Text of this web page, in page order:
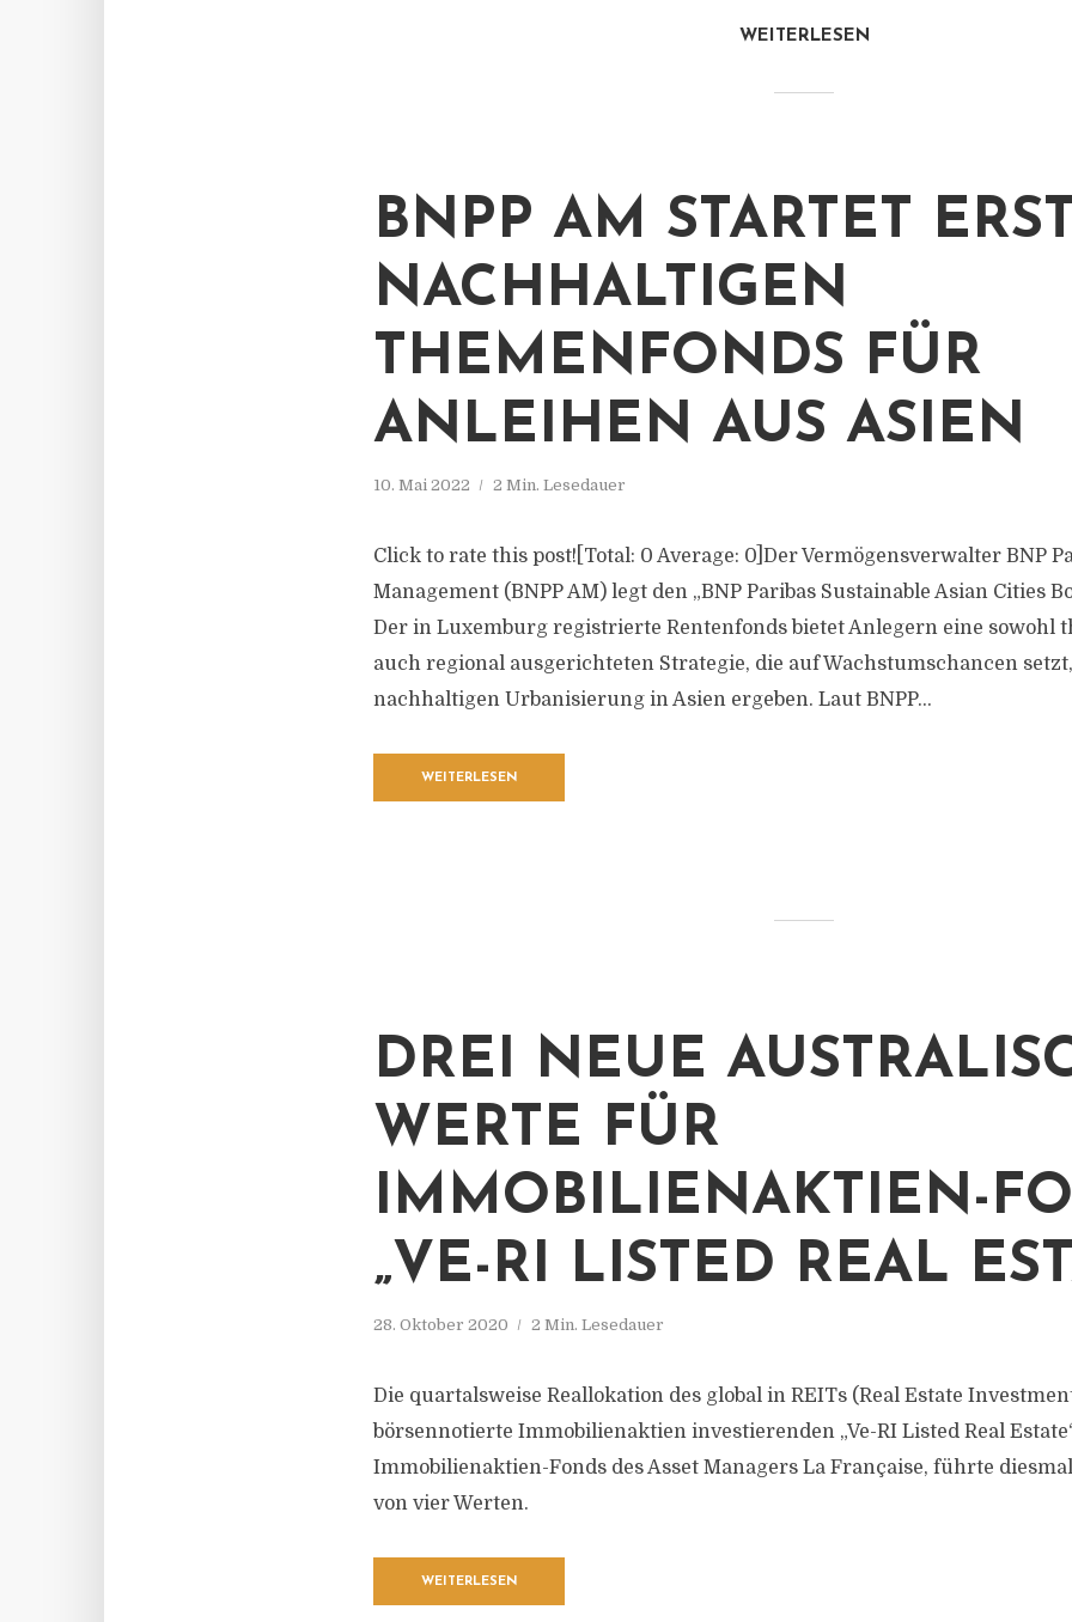
WEITERLESEN
BNPP AM STARTET
NACHHALTIGEN
THEMENFONDS FÜR
ANLEIHEN AUS ASIEN
10. Mai 2022 2 Min. Lesedauer
Click to rate this post![Total: 0 Average: 0]Der Vermögensverwalter BNP
Management (BNPP AM) legt den „BNP Paribas Sustainable Asian Cities
Der in Luxemburg registrierte Rentenfonds bietet Anlegern eine sowohl
auch regional ausgerichteten Strategie, die auf Wachstumschancen
nachhaltigen Urbanisierung in Asien ergeben. Laut BNPP...
WEITERLESEN
DREI NEUE
WERTE FÜR
IMMOBILIENAKTIEN-
„VE-RI LISTED REAL
28. Oktober 2020 2 Min. Lesedauer
Die quartalsweise Reallokation des global in REITs (Real Estate
börsennotierte Immobilienaktien investierenden „Ve-RI Listed Real
Immobilienaktien-Fonds des Asset Managers La Française, führte
von vier Werten.
WEITERLESEN